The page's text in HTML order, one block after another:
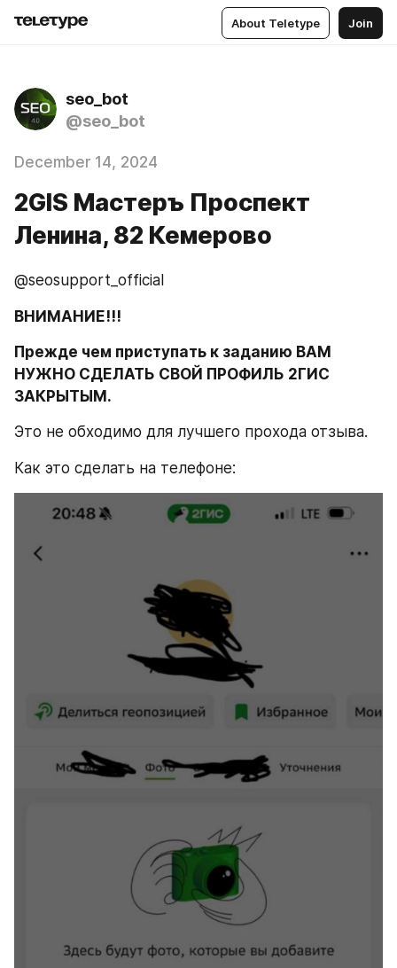
About Teletype Join
seo_bot
@seo_bot
December 14, 2024
2GIS Мастеръ Проспект
Ленина, 82 Кемерово
@seosupport_official
ВНИМАНИЕ!!!
Прежде чем приступать к заданию ВАМ
НУЖНО СДЕЛАТЬ СВОЙ ПРОФИЛЬ 2ГИС
ЗАКРЫТЫМ.
Это не обходимо для лучшего прохода отзыва.
Как это сделать на телефоне: